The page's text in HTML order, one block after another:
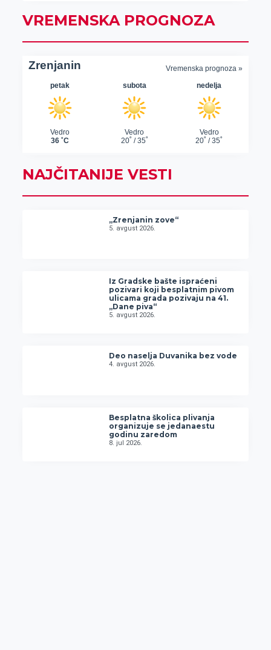
VREMENSKA PROGNOZA
NAJČITANIJE VESTI
„Zrenjanin zove“
5. avgust 2026.
Iz Gradske bašte ispraćeni
pozivari koji besplatnim pivom
ulicama grada pozivaju na 41.
„Dane piva“
5. avgust 2026.
Deo naselja Duvanika bez vode
4. avgust 2026.
Besplatna školica plivanja
organizuje se jedanaestu
godinu zaredom
8. jul 2026.